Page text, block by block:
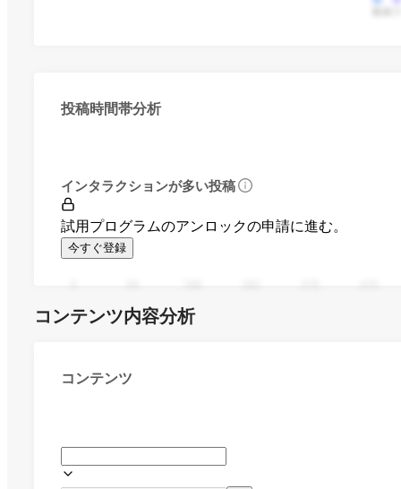
投稿時間帯分析
インタラクションが多い投稿
試用プログラムのアンロックの申請に進む。
今すぐ登録
コンテンツ内容分析
コンテンツ